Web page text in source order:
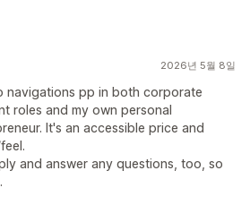
2026년 5월 8일
navigations pp in both corporate
roles and my own personal
It's an accessible price and
and answer any questions, too, so